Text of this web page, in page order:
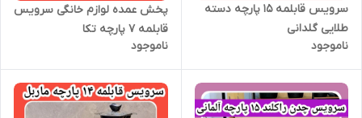
سرویس قابلمه ۱۵ پارچه دسته
طلایی گلدانی
ناموجود
پخش عمده لوازم خانگی سرویس
قابلمه ۷ پارچه تکا
ناموجود